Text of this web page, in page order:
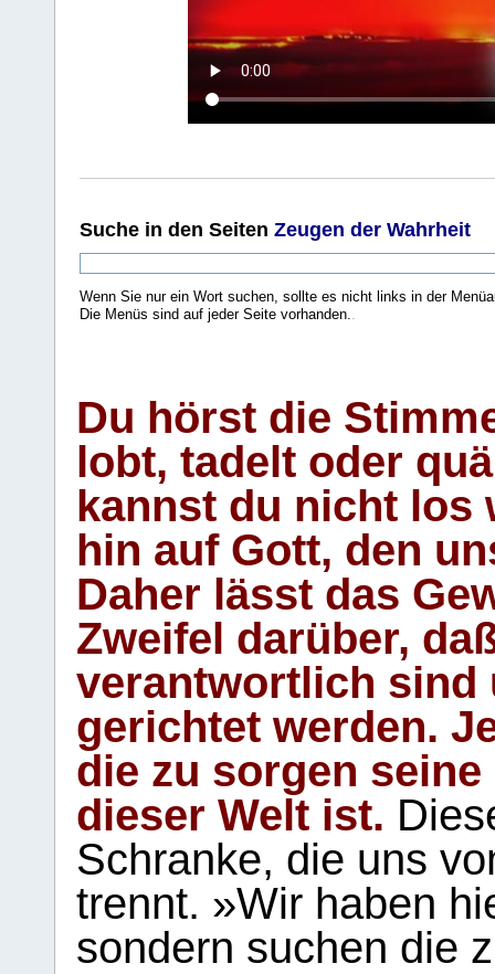
Suche in den Seiten Zeugen der Wahrheit
Wenn Sie nur ein Wort suchen, sollte es nicht links in der
Die Menüs sind auf jeder Seite vorhanden.
Du hörst die
lobt, tadelt oder
kannst du nicht los
hin auf Gott, den
Daher lässt das
Zweifel darüber,
verantwortlich sind
gerichtet werden.
die zu sorgen
dieser Welt ist.
Schranke, die uns
trennt. »Wir haben
sondern suchen die